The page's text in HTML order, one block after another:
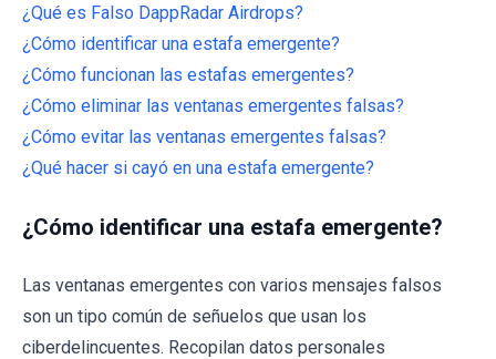
¿Qué es Falso DappRadar Airdrops?
¿Cómo identificar una estafa emergente?
¿Cómo funcionan las estafas emergentes?
¿Cómo eliminar las ventanas emergentes falsas?
¿Cómo evitar las ventanas emergentes falsas?
¿Qué hacer si cayó en una estafa emergente?
¿Cómo identificar una estafa emergente?
Las ventanas emergentes con varios mensajes falsos
son un tipo común de señuelos que usan los
ciberdelincuentes. Recopilan datos personales